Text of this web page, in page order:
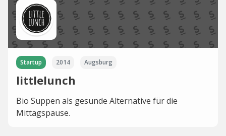
Startup 2014 Augsburg
littlelunch
Bio Suppen als gesunde Alternative für die
Mittagspause.